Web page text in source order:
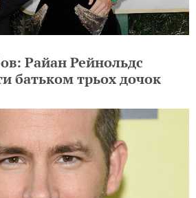
Райан Рейнольдс
батьком трьох дочок